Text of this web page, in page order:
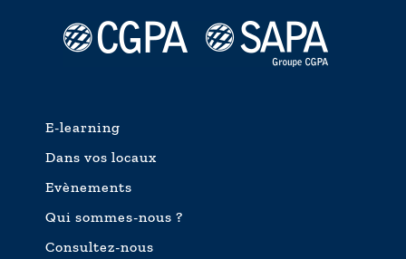
E-learning
Dans vos locaux
Evènements
Qui sommes-nous ?
Consultez-nous